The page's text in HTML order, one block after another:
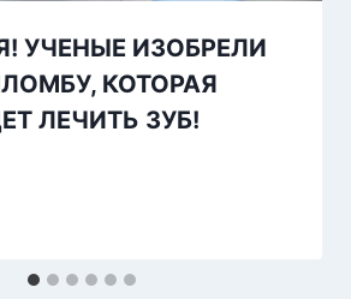
УЧЕНЫЕ ИЗОБРЕЛИ
КОТОРАЯ
ЛЕЧИТЬ ЗУБ!